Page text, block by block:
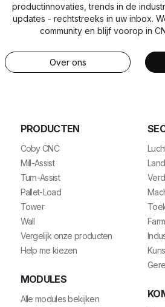
productinnovaties, trends in de
updates - rechtstreeks in uw inbox.
community en blijf voorop in
Over ons
PRODUCTEN
Coby CNC
Mill-Assist
Turn-Assist
Pallet-Load
Tower
Wall
Vergelijk onze producten
Help me kiezen
MODULES
Alle modules bekijken